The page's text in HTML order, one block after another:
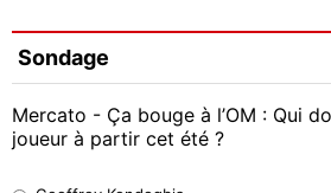
Sondage
Mercato - Ça bouge à l’OM : Qui
joueur à partir cet été ?